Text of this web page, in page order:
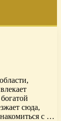
сюда,
с …